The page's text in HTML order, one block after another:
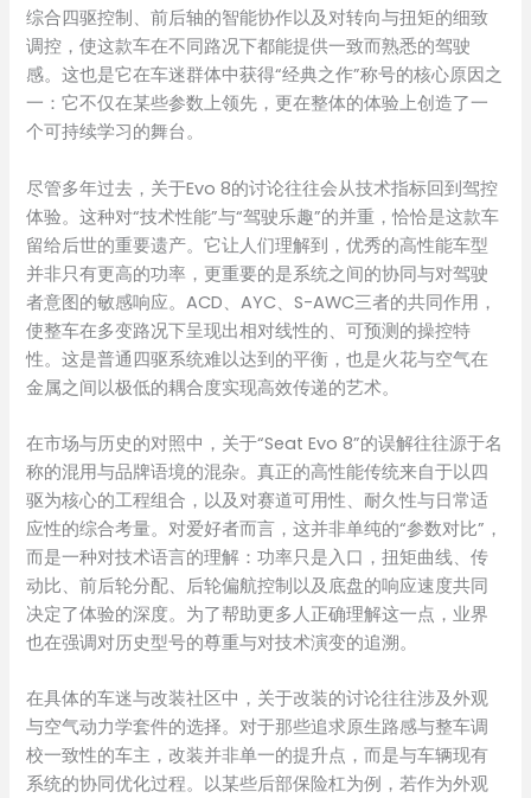
综合四驱控制、前后轴的智能协作以及对转向与扭矩的细致
调控，使这款车在不同路况下都能提供一致而熟悉的驾驶
感。这也是它在车迷群体中获得“经典之作”称号的核心原因之
一：它不仅在某些参数上领先，更在整体的体验上创造了一
个可持续学习的舞台。
尽管多年过去，关于Evo 8的讨论往往会从技术指标回到驾控
体验。这种对“技术性能”与“驾驶乐趣”的并重，恰恰是这款车
留给后世的重要遗产。它让人们理解到，优秀的高性能车型
并非只有更高的功率，更重要的是系统之间的协同与对驾驶
者意图的敏感响应。ACD、AYC、S-AWC三者的共同作用，
使整车在多变路况下呈现出相对线性的、可预测的操控特
性。这是普通四驱系统难以达到的平衡，也是火花与空气在
金属之间以极低的耦合度实现高效传递的艺术。
在市场与历史的对照中，关于“Seat Evo 8”的误解往往源于名
称的混用与品牌语境的混杂。真正的高性能传统来自于以四
驱为核心的工程组合，以及对赛道可用性、耐久性与日常适
应性的综合考量。对爱好者而言，这并非单纯的“参数对比”，
而是一种对技术语言的理解：功率只是入口，扭矩曲线、传
动比、前后轮分配、后轮偏航控制以及底盘的响应速度共同
决定了体验的深度。为了帮助更多人正确理解这一点，业界
也在强调对历史型号的尊重与对技术演变的追溯。
在具体的车迷与改装社区中，关于改装的讨论往往涉及外观
与空气动力学套件的选择。对于那些追求原生路感与整车调
校一致性的车主，改装并非单一的提升点，而是与车辆现有
系统的协同优化过程。以某些后部保险杠为例，若作为外观